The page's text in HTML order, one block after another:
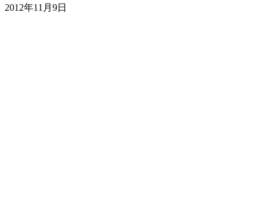
2012年11月9日